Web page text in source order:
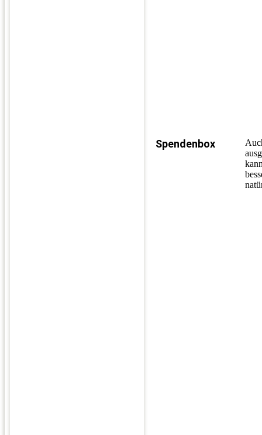
Spendenbox